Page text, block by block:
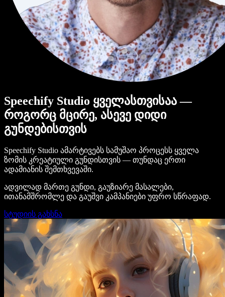
Speechify Studio ყველასთვისაა —
როგორც მცირე, ასევე დიდი
გუნდებისთვის
Speechify Studio ამარტივებს სამუშაო პროცესს ყველა
ზომის კრეატიული გუნდისთვის — თუნდაც ერთი
ადამიანის შემთხვევაში.
ადვილად მართე გუნდი, გაუზიარე მასალები,
ითანამშრომლე და გაუშვი კამპანიები უფრო სწრაფად.
სტუდიის გახსნა